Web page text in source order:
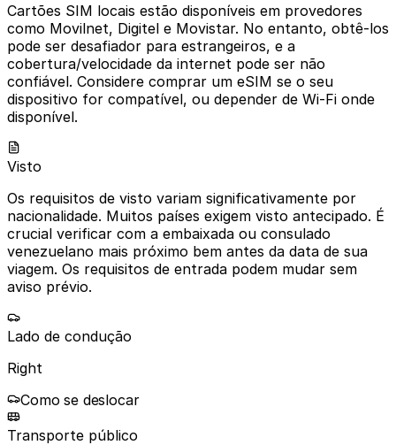
Cartões SIM locais estão disponíveis em provedores
como Movilnet, Digitel e Movistar. No entanto, obtê-los
pode ser desafiador para estrangeiros, e a
cobertura/velocidade da internet pode ser não
confiável. Considere comprar um eSIM se o seu
dispositivo for compatível, ou depender de Wi-Fi onde
disponível.
Visto
Os requisitos de visto variam significativamente por
nacionalidade. Muitos países exigem visto antecipado. É
crucial verificar com a embaixada ou consulado
venezuelano mais próximo bem antes da data de sua
viagem. Os requisitos de entrada podem mudar sem
aviso prévio.
Lado de condução
Right
Como se deslocar
Transporte público